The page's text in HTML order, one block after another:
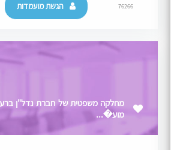
76266 הגשת מועמדות
מחלקה משפטית של חברת נדל"ן
מוע�...